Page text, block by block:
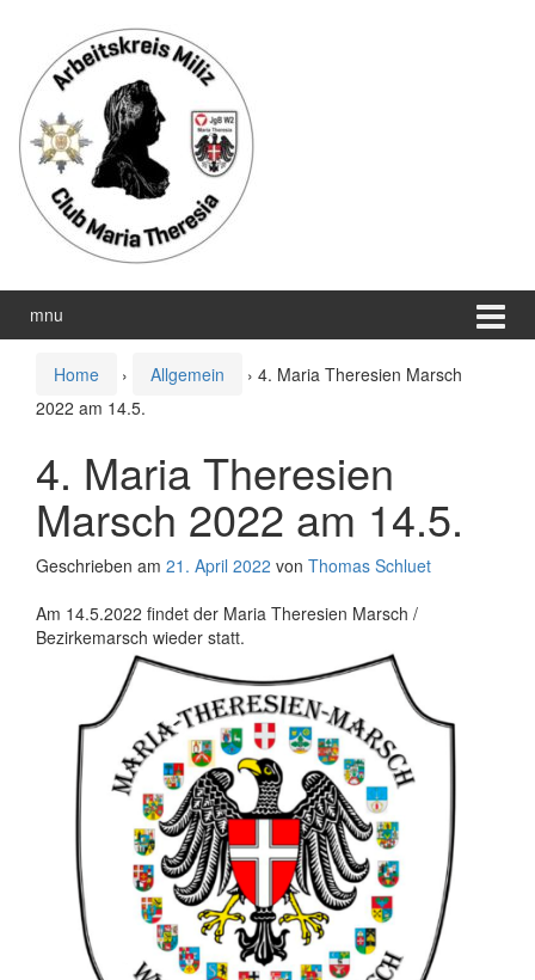
wechseln
Hauptmenü
springen
mnu
Home › Allgemein › 4. Maria Theresien Marsch
2022 am 14.5.
4. Maria Theresien
Marsch 2022 am 14.5.
Geschrieben am 21. April 2022 von Thomas Schluet
Am 14.5.2022 findet der Maria Theresien Marsch /
Bezirkemarsch wieder statt.